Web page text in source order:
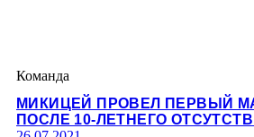
Команда
МИКИЦЕЙ ПРОВЕЛ ПЕРВЫЙ
ПОСЛЕ 10-ЛЕТНЕГО